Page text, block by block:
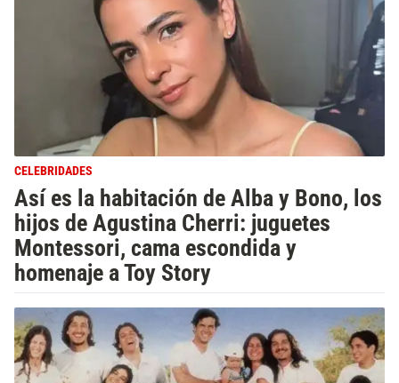
CELEBRIDADES
Así es la habitación de Alba y Bono, los
hijos de Agustina Cherri: juguetes
Montessori, cama escondida y
homenaje a Toy Story